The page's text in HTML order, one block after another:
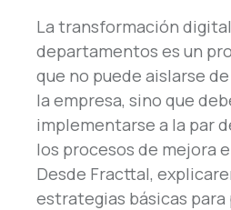
La transformación
departamentos es un
que no puede aislarse
la empresa, sino que
implementarse a la par
los procesos de mejora
Desde Fracttal,
estrategias básicas